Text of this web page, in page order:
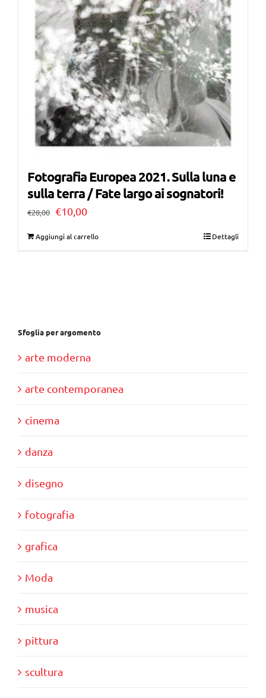
Fotografia Europea 2021. Sulla luna e
sulla terra / Fate largo ai sognatori!
€28,00 Il
€10,00Il
Aggiungi al carrello Dettagli
Sfoglia per argomento
arte moderna
arte contemporanea
cinema
danza
disegno
fotografia
grafica
Moda
musica
pittura
scultura